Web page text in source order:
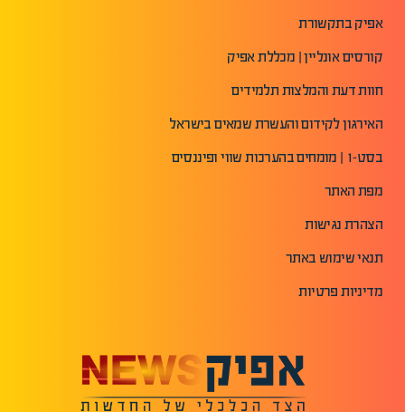
אפיק בתקשורת
קורסים אונליין | מכללת אפיק
חוות דעת והמלצות תלמידים
האירגון לקידום והעשרת שמאים בישראל
בסט-1 | מומחים בהערכות שווי ופיננסים
מפת האתר
הצהרת נגישות
תנאי שימוש באתר
מדיניות פרטיות